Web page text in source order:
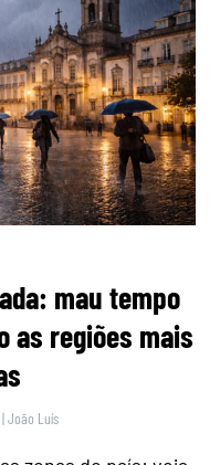
mau tempo
as regiões mais
|João Luís